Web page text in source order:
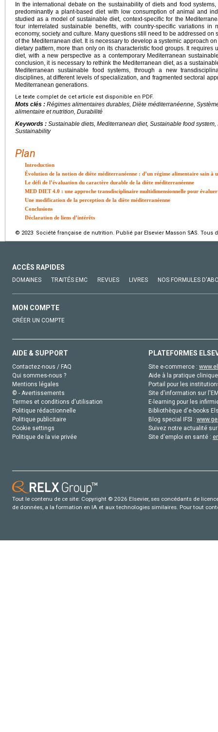
In the international debate on the sustainability of diets and food
predominantly a plant-based diet with low consumption of animal and
studied as a model of sustainable diet, context-specific for the
four interrelated sustainable benefits, with country-specific variations in
economy, society and culture. Many questions still need to be addressed
of the Mediterranean diet. It is necessary to develop a systemic approach
dietary pattern, more than only on its characteristic food groups. It requires
diet, with a new perspective as a contemporary Mediterranean
conclusion, it is necessary to rethink the Mediterranean diet, as a
Mediterranean sustainable food systems, through a new
disciplines, at different levels of specialization, and fragmented sectoral
Mediterranean generations.
Le texte complet de cet article est disponible en PDF.
Mots clés : Régimes alimentaires durables, Diète méditerranéenne,
alimentaire et nutrition, Durabilité
Keywords : Sustainable diets, Mediterranean diet, Sustainable food
Sustainability
Plan
Introduction
Évolution de la notion de diète méditerranéenne : d’un régime alimentaire sain à
Le défi de l’évaluation du caractère durable de la diète méditerranéenne
MED DIET 4.0 : une approche transdisciplinaire multidimensionnelle pour
Une modification de la perception de la diète méditerranéenne
Conclusions
Déclaration de liens d’intérêts
© 2023 Société française de nutrition. Publié par Elsevier Masson SAS. Tous
ACCÈS RAPIDES
DOMAINES TRAITÉS EMC REVUES LIVRES NOS FORMULES
MON COMPTE
CRÉER UN COMPTE
AIDE & SUPPORT
Contactez-nous / FAQ
Qui sommes-nous ?
Mentions légales
© - Avertissements
Termes et conditions d'utilisation
Politique rédactionnelle
Politique publicitaire
Cookie settings
Politique de la vie privée
PLATEFORMES
Site e-commerce :
Aide à la pratique
Portail pour les
Site d'information sur
E-learning pour les
Bibliothèque d'e-books
Blog special IFSI :
Suivez notre actualité
Site d'emploi en santé :
Tout le contenu de ce site: Copyright © 2026 Elsevier, ses concédants de
de données, a la formation en IA et aux technologies similaires. Pour tout